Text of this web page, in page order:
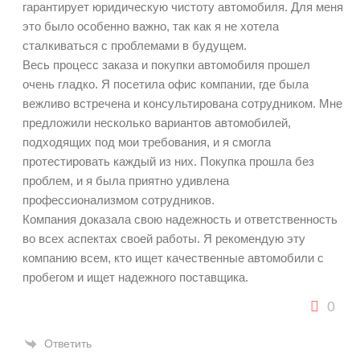
гарантирует юридическую чистоту автомобиля. Для меня
это было особенно важно, так как я не хотела
сталкиваться с проблемами в будущем.
Весь процесс заказа и покупки автомобиля прошел
очень гладко. Я посетила офис компании, где была
вежливо встречена и консультирована сотрудником. Мне
предложили несколько вариантов автомобилей,
подходящих под мои требования, и я смогла
протестировать каждый из них. Покупка прошла без
проблем, и я была приятно удивлена
профессионализмом сотрудников.
Компания доказала свою надежность и ответственность
во всех аспектах своей работы. Я рекомендую эту
компанию всем, кто ищет качественные автомобили с
пробегом и ищет надежного поставщика.
0
Ответить